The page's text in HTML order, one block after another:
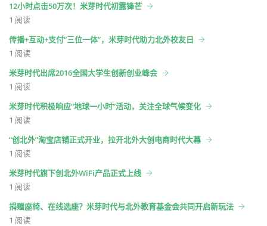
12小时点击50万次！米芽时代初露锋芒
1 阅读
传播+互动+支付“三位一体”，米芽时代助力北外校友日
1 阅读
米芽时代出席2016全国大学生创新创业峰会
1 阅读
米芽时代积极响应“地球一小时”活动，关注全球气候变化
1 阅读
“创北外”淘宝店铺正式开业，拉开北外大创电商时代大幕
1 阅读
米芽时代旗下创北外WiFi产品正式上线
1 阅读
捐赠座椅、在线选座？米芽时代与北外教育基金会共同开启新玩法
1 阅读